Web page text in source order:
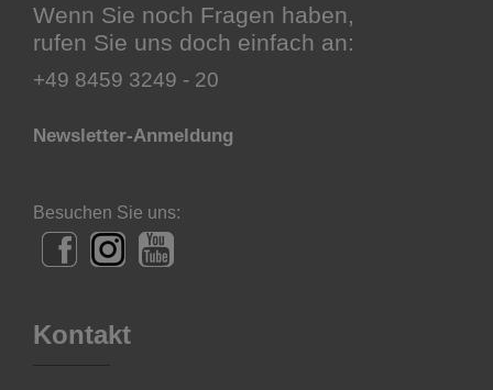
Wenn Sie noch Fragen haben,
rufen Sie uns doch einfach an:
+49 8459 3249 - 20
Newsletter-Anmeldung
Besuchen Sie uns:
Kontakt